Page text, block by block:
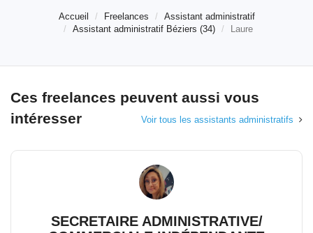
Accueil Freelances
Assistant administratif
Assistant administratif Béziers (34)
Laure
Ces freelances peuvent aussi vous
intéresser
Voir tous les assistants administratifs
SECRETAIRE ADMINISTRATIVE/